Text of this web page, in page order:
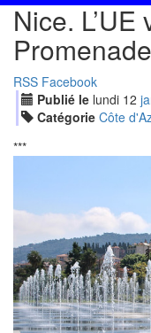
Nice. L’UE
RSS Facebook
Publié le lundi 12
Catégorie Côte
***